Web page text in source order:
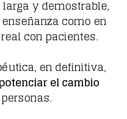
y demostrable,
como en
con pacientes.
en definitiva,
el cambio